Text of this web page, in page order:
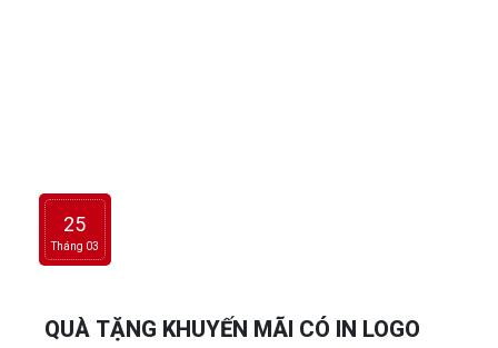
25
Tháng 03
QUÀ TẶNG KHUYẾN MÃI CÓ IN LOGO